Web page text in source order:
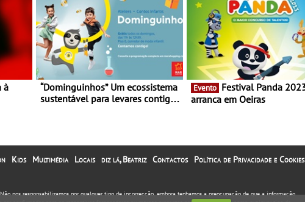
à
“Dominguinhos” Um ecossistema
sustentável para levares contigo
Evento
arranca em Oeiras
Kids Multimédia Locais diz lá, Beatriz Contactos Política de Privacidade e Cookies
nos responsabilizamos por qualquer tipo de incorrecção, embora tenhamos a preocupação de que a informação